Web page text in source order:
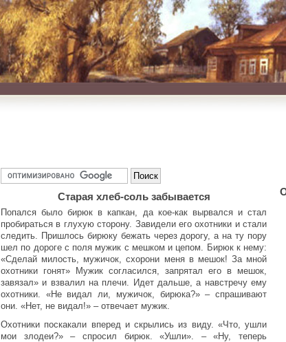
Старая хлеб-соль забывается
Попался было бирюк в капкан, да кое-как вырвался и стал
пробираться в глухую сторону. Завидели его охотники и стали
следить. Пришлось бирюку бежать через дорогу, а на ту пору
шел по дороге с поля мужик с мешком и цепом. Бирюк к нему:
«Сделай милость, мужичок, схорони меня в мешок! За мной
охотники гонят» Мужик согласился, запрятал его в мешок,
завязал» и взвалил на плечи. Идет дальше, а навстречу ему
охотники. «Не видал ли, мужичок, бирюка?» – спрашивают
они. «Нет, не видал!» – отвечает мужик.
Охотники поскакали вперед и скрылись из виду. «Что, ушли
мои злодеи?» – спросил бирюк. «Ушли». – «Ну, теперь